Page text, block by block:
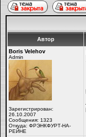
Автор
Boris Velehov
Admin
Зарегистрирован:
26.10.2007
Сообщения: 1323
Откуда: ФРЭНКФУРТ-НА-
РЕЙНЕ